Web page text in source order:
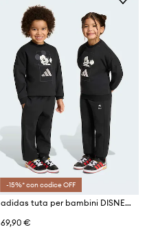
-15%* con codice OFF
adidas tuta per bambini DISNEY MICKEY MOUSE
69,90 €